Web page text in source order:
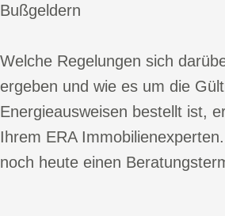
Bußgeldern
Welche Regelungen sich
ergeben und wie es um die
Energieausweisen bestellt ist,
Ihrem ERA
noch heute einen